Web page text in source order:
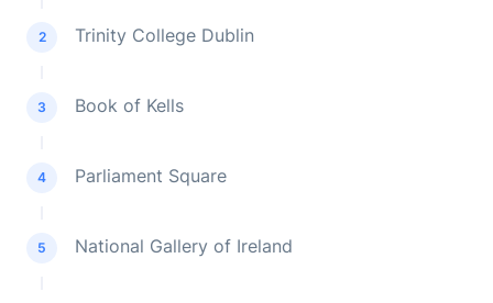
2 Trinity College Dublin
3 Book of Kells
4 Parliament Square
5 National Gallery of Ireland